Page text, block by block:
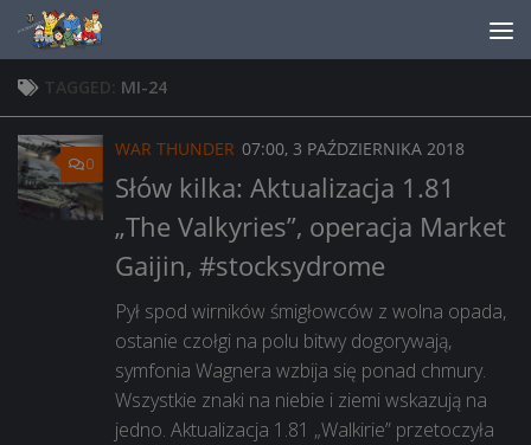
Skip to content
TAGGED: MI-24
0
WAR THUNDER 07:00, 3 PAŹDZIERNIKA 2018
Słów kilka: Aktualizacja 1.81
„The Valkyries”, operacja Market
Gaijin, #stocksydrome
Pył spod wirników śmigłowców z wolna opada,
ostanie czołgi na polu bitwy dogorywają,
symfonia Wagnera wzbija się ponad chmury.
Wszystkie znaki na niebie i ziemi wskazują na
jedno. Aktualizacja 1.81 „Walkirie” przetoczyła